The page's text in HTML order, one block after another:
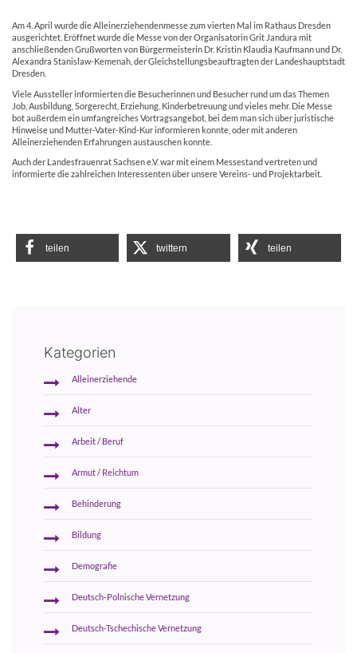
Am 4. April wurde die Alleinerziehendenmesse zum vierten Mal im Rathaus Dresden
ausgerichtet. Eröffnet wurde die Messe von der Organisatorin Grit Jandura mit
anschließenden Grußworten von Bürgermeisterin Dr. Kristin Klaudia Kaufmann und Dr.
Alexandra Stanislaw-Kemenah, der Gleichstellungsbeauftragten der Landeshauptstadt
Dresden.
Viele Aussteller informierten die Besucherinnen und Besucher rund um das Themen
Job, Ausbildung, Sorgerecht, Erziehung, Kinderbetreuung und vieles mehr. Die Messe
bot außerdem ein umfangreiches Vortragsangebot, bei dem man sich über juristische
Hinweise und Mutter-Vater-Kind-Kur informieren konnte, oder mit anderen
Alleinerziehenden Erfahrungen austauschen konnte.
Auch der Landesfrauenrat Sachsen e.V. war mit einem Messestand vertreten und
informierte die zahlreichen Interessenten über unsere Vereins- und Projektarbeit.
teilen twittern teilen
Kategorien
Alleinerziehende
Alter
Arbeit / Beruf
Armut / Reichtum
Behinderung
Bildung
Demografie
Deutsch-Polnische Vernetzung
Deutsch-Tschechische Vernetzung